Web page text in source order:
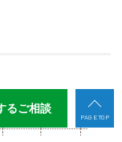
るご相談
PAGE TOP